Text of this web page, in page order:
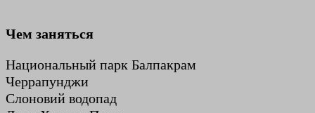
Чем заняться
Национальный парк Балпакрам
Черрапунджи
Слоновий водопад